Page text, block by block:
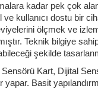
kadar pek çok
kullanıcı dostu bir
ölçmek ve
Teknik bilgiye
şekilde
Sensörü Kart, Dijital
Basit